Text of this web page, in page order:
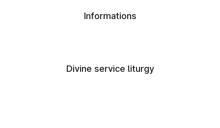
Informations
Divine service liturgy